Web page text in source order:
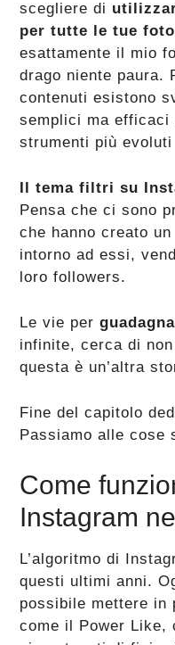
scegliere di
per tutte le tue foto
esattamente il mio
drago niente paura.
contenuti esistono
semplici ma
strumenti più
Il tema filtri su
Pensa che ci sono
che hanno creato
intorno ad essi,
loro followers.
Le vie per
infinite, cerca di
questa è un’altra
Fine del capitolo
Passiamo alle cose
Come
Instagram
L’algoritmo di
questi ultimi anni.
possibile mettere in
come il Power Like,